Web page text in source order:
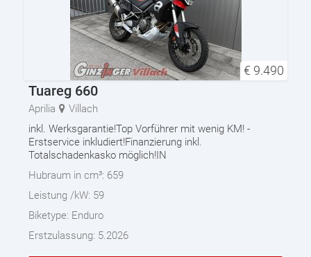
€ 9.490
Tuareg 660
Aprilia
Villach
inkl. Werksgarantie!Top Vorführer mit wenig KM! -
Erstservice inkludiert!Finanzierung inkl.
Totalschadenkasko möglich!IN
Hubraum in cm³: 659
Leistung /kW: 59
Biketype: Enduro
Erstzulassung: 5.2026